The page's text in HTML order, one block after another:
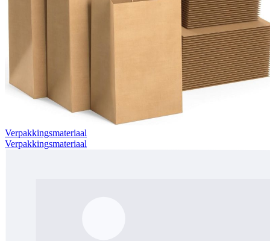
Verpakkingsmateriaal
Verpakkingsmateriaal